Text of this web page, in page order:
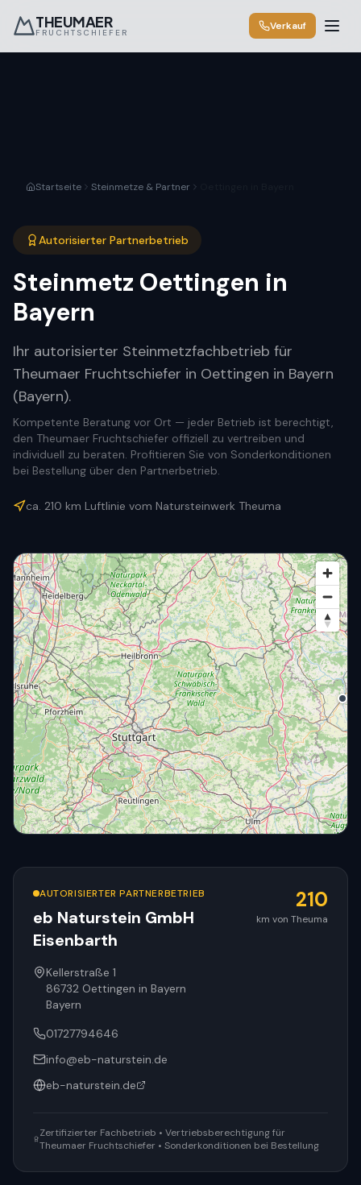
THEUMAER
FRUCHTSCHIEFER
Verkauf
Startseite Steinmetze & Partner
Autorisierter Partnerbetrieb
Steinmetz Oettingen in
Bayern
Ihr autorisierter Steinmetzfachbetrieb für
Theumaer Fruchtschiefer in Oettingen in Bayern
(Bayern).
Kompetente Beratung vor Ort — jeder Betrieb ist berechtigt,
den Theumaer Fruchtschiefer offiziell zu vertreiben und
individuell zu beraten. Profitieren Sie von Sonderkonditionen
bei Bestellung über den Partnerbetrieb.
ca. 210 km Luftlinie vom Natursteinwerk Theuma
AUTORISIERTER PARTNERBETRIEB
eb Naturstein GmbH
Eisenbarth
210
km von Theuma
Kellerstraße 1
86732 Oettingen in Bayern
Bayern
01727794646
info@eb-naturstein.de
eb-naturstein.de
Zertifizierter Fachbetrieb • Vertriebsberechtigung für
Theumaer Fruchtschiefer • Sonderkonditionen bei Bestellung